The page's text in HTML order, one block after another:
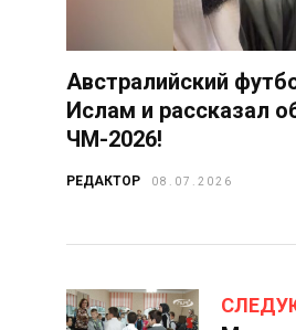
Австралийский
Ислам и рассказал
ЧМ-2026!
РЕДАКТОР 08.07.2026